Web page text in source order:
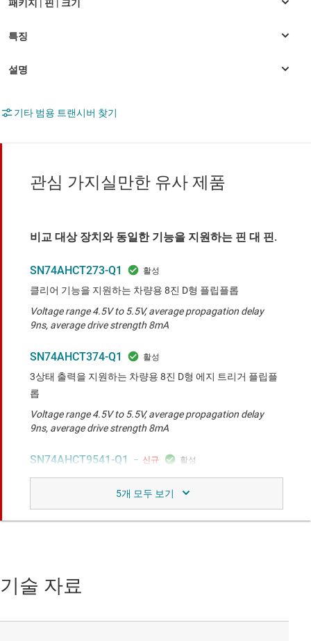
기타 범용 트랜시버 찾기
관심 가지실만한 유사 제품
비교 대상 장치와 동일한 기능을 지원하는 핀 대 핀.
SN74AHCT273-Q1
클리어 기능을 지원하는 차량용 8진 D형 플립플롭
Voltage range 4.5V to 5.5V, average propagation delay
9ns, average drive strength 8mA
SN74AHCT374-Q1
3상태 출력을 지원하는 차량용 8진 D형 에지 트리거 플립플
롭
Voltage range 4.5V to 5.5V, average propagation delay
9ns, average drive strength 8mA
신규
SN74AHCT9541-Q1
3상태 출력 및 슈미트 트리거 입력을 지원하는 차량용 8진 버
3상태 출력을 지원하는 차량용 8진 투명 D형 래치
기술 자료